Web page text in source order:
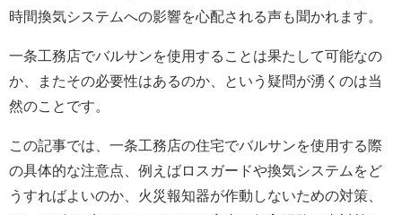
時間換気システムへの影響を心配される声も聞かれます。
一条工務店でバルサンを使用することは果たして可能なの
か、またその必要性はあるのか、という疑問が湧くのは当
然のことです。
この記事では、一条工務店の住宅でバルサンを使用する際
の具体的な注意点、例えばロスガードや換気システムをど
うすればよいのか、火災報知器が作動しないための対策、